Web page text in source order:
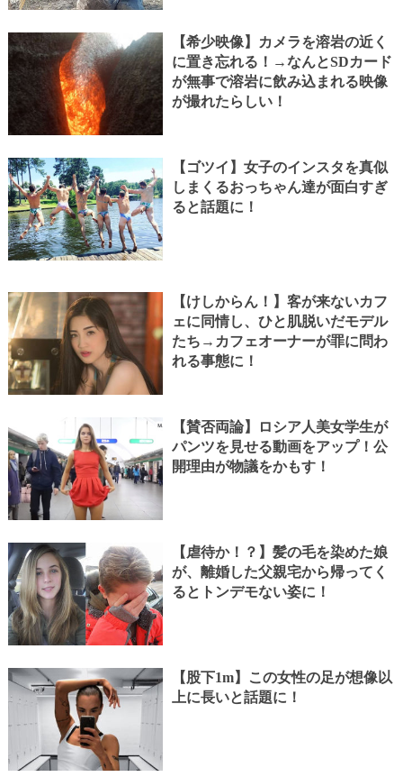
【希少映像】カメラを溶岩の近く
に置き忘れる！→なんとSDカード
が無事で溶岩に飲み込まれる映像
が撮れたらしい！
【ゴツイ】女子のインスタを真似
しまくるおっちゃん達が面白すぎ
ると話題に！
【けしからん！】客が来ないカフ
ェに同情し、ひと肌脱いだモデル
たち→カフェオーナーが罪に問わ
れる事態に！
【賛否両論】ロシア人美女学生が
パンツを見せる動画をアップ！公
開理由が物議をかもす！
【虐待か！？】髪の毛を染めた娘
が、離婚した父親宅から帰ってく
るとトンデモない姿に！
【股下1m】この女性の足が想像以
上に長いと話題に！